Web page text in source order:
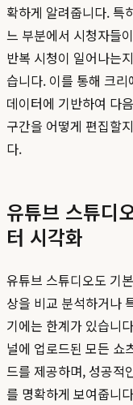
확하게 알려줍니다. 특
느 부분에서 시청자들
반복 시청이 일어나는
습니다. 이를 통해 크
데이터에 기반하여 다
구간을 어떻게 편집할
다.
유튜브 스튜디
터 시각화
유튜브 스튜디오도 기
상을 비교 분석하거나
기에는 한계가 있습니
널에 업로드된 모든 쇼
드를 제공하며, 성공적
를 명확하게 보여줍니